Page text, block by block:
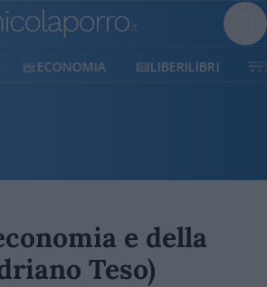
LIBERILIBRI SHOP SOSTIENICI
e della
Teso)